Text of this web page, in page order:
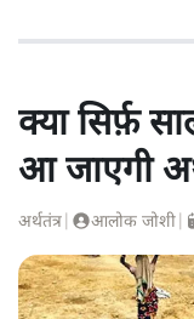
क्या सिर्फ़
आ जाएगी
अर्थतंत्र आलोक जोशी